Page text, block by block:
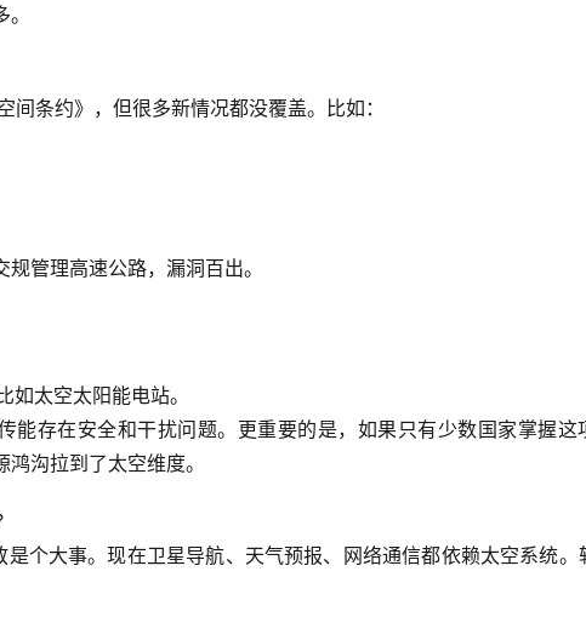
条约》，但很多新情况都没覆盖。比如：
管理高速公路，漏洞百出。
太空太阳能电站。
能存在安全和干扰问题。更重要的是，如果只有少数国家掌握这
沟拉到了太空维度。
个大事。现在卫星导航、天气预报、网络通信都依赖太空系统。